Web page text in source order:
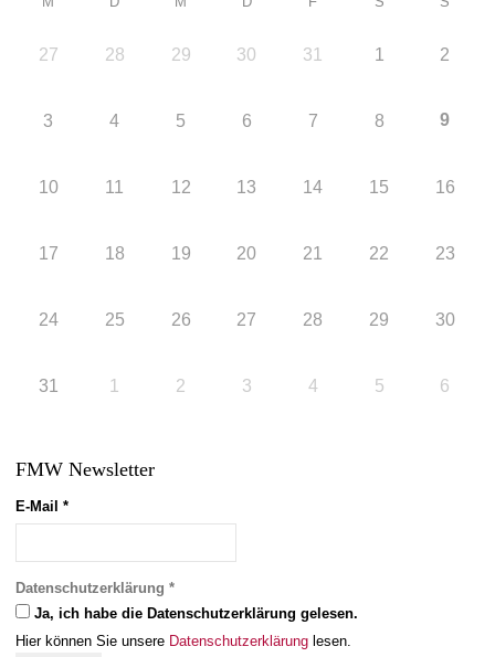
27 28 29 30 31 1 2
3 4 5 6 7 8 9
10 11 12 13 14 15 16
17 18 19 20 21 22 23
24 25 26 27 28 29 30
31 1 2 3 4 5 6
FMW Newsletter
E-Mail *
Datenschutzerklärung *
Ja, ich habe die Datenschutzerklärung gelesen.
Hier können Sie unsere Datenschutzerklärung lesen.